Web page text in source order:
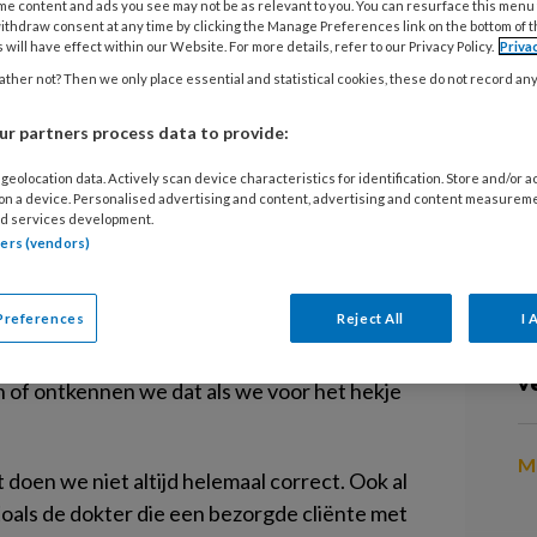
zeggen waardoor mensen boos
Wie kunnen ons dat beter
die zitten met ons
en verzekeringsartsen dan
eens niks te kiezen. Zij zijn tot ons
spreekuren weten we niet. Maar dat wij
de vele tuchtklachten die onze patiënten
Want we hebben het er dan ook wel
of ontkennen we dat als we voor het hekje
we niet altijd helemaal correct. Ook al
de dokter die een bezorgde cliënte met
content and ads you see may not be as relevant to you. You can resurface this
consent at any time by clicking the Manage Preferences link on the bottom of
will have effect within our Website. For more details, refer to our Privacy Policy.
not? Then we only place essential and statistical cookies, these do not record
partners process data to provide:
data. Actively scan device characteristics for identification. Store and/or
a device. Personalised advertising and content, advertising and content
services development.
(vendors)
Reject All I